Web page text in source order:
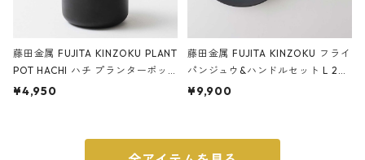
藤田金属 FUJITA KINZOKU PLANT
POT HACHI ハチ プランターポッ
ト 3号 ブラック
¥4,950
藤田金属 FUJITA KINZOKU フライ
パンジュウ&ハンドルセット L 24c
m ガス火・IH対応 鉄フライパン
¥9,900